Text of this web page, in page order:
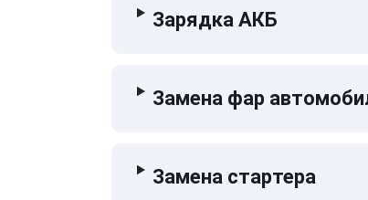
Зарядка АКБ
Замена фар
Замена стартера